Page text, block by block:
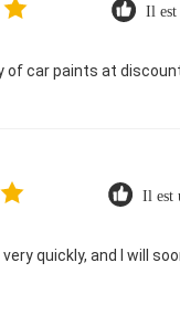
Il est
car paints at
Il est
quickly, and I will